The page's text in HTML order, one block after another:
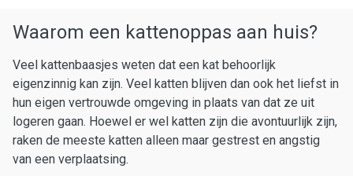
Waarom een kattenoppas aan huis?
Veel kattenbaasjes weten dat een kat behoorlijk
eigenzinnig kan zijn. Veel katten blijven dan ook het liefst in
hun eigen vertrouwde omgeving in plaats van dat ze uit
logeren gaan. Hoewel er wel katten zijn die avontuurlijk zijn,
raken de meeste katten alleen maar gestrest en angstig
van een verplaatsing.